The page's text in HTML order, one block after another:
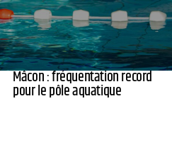
Mâcon : fréquentation record
pour le pôle aquatique